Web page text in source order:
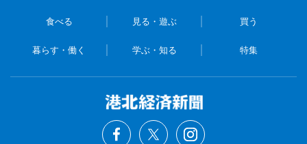
食べる 見る・遊ぶ 買う
暮らす・働く 学ぶ・知る 特集